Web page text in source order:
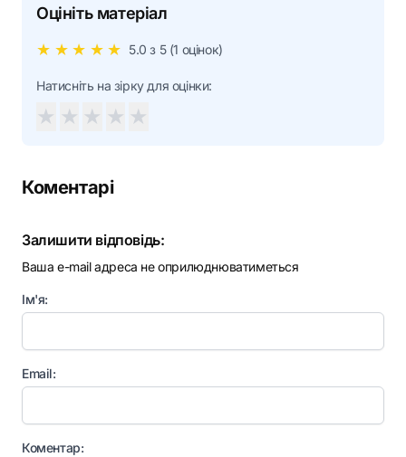
Оцініть матеріал
★ ★ ★ ★ ★ 5.0 з 5 (1 оцінок)
Натисніть на зірку для оцінки:
★ ★ ★ ★ ★
Коментарі
Залишити відповідь:
Ваша e-mail адреса не оприлюднюватиметься
Ім'я:
Email:
Коментар: